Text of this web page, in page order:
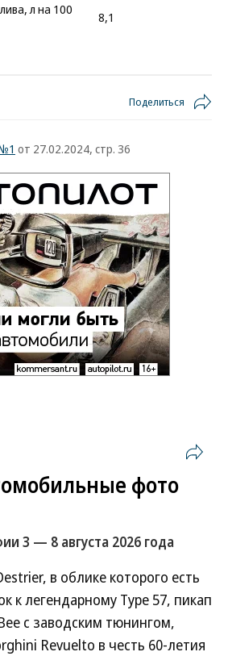
л на 100
8,1
Поделиться
от 27.02.2024, стр. 36
фото
3 — 8 августа 2026 года
в облике которого есть
к легендарному Type 57, пикап
с заводским тюнингом,
Revuelto в честь 60-летия